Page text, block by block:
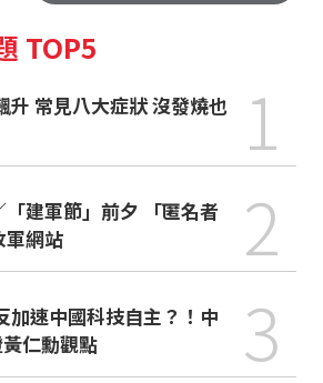
TOP5
1
建軍節」前夕 「匿名者
軍網站
2
仁勳觀點
3